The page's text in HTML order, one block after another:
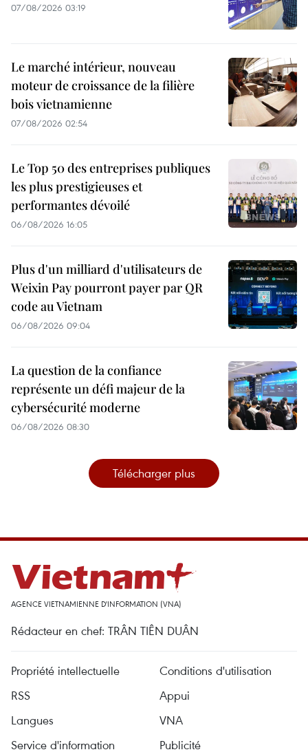
07/08/2026 03:19
Le marché intérieur, nouveau
moteur de croissance de la filière
bois vietnamienne
07/08/2026 02:54
Le Top 50 des entreprises publiques
les plus prestigieuses et
performantes dévoilé
06/08/2026 16:05
Plus d'un milliard d'utilisateurs de
Weixin Pay pourront payer par QR
code au Vietnam
06/08/2026 09:04
La question de la confiance
représente un défi majeur de la
cybersécurité moderne
06/08/2026 08:30
Télécharger plus
AGENCE VIETNAMIENNE D'INFORMATION (VNA)
Rédacteur en chef: TRÂN TIÊN DUÂN
Propriété intellectuelle
Conditions d'utilisation
RSS
Appui
Langues
VNA
Service d'information
Publicité